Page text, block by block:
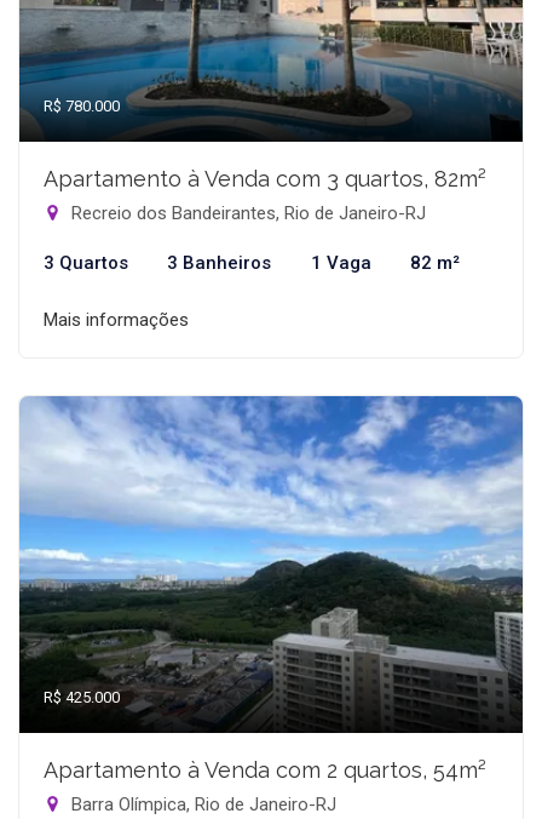
R$ 780.000
Apartamento à Venda com 3 quartos, 82m²
Recreio dos Bandeirantes, Rio de Janeiro-RJ
3 Quartos 3 Banheiros 1 Vaga 82 m²
Mais informações
R$ 425.000
Apartamento à Venda com 2 quartos, 54m²
Barra Olímpica, Rio de Janeiro-RJ